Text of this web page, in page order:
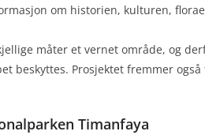
om historien, kulturen,
måter et vernet område, og
beskyttes. Prosjektet fremmer
Timanfaya